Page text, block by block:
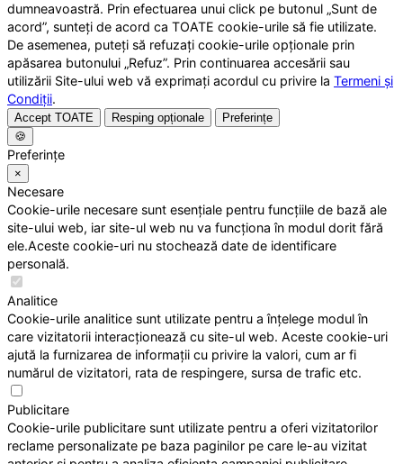
dumneavoastră. Prin efectuarea unui click pe butonul „Sunt de
acord”, sunteți de acord ca TOATE cookie-urile să fie utilizate.
De asemenea, puteți să refuzați cookie-urile opționale prin
apăsarea butonului „Refuz”. Prin continuarea accesării sau
utilizării Site-ului web vă exprimați acordul cu privire la Termeni și
Condiții.
Accept TOATE Resping opționale
Preferințe
🍪
Preferințe
×
Necesare
Cookie-urile necesare sunt esențiale pentru funcțiile de bază ale
site-ului web, iar site-ul web nu va funcționa în modul dorit fără
ele.Aceste cookie-uri nu stochează date de identificare
personală.
Analitice
Cookie-urile analitice sunt utilizate pentru a înțelege modul în
care vizitatorii interacționează cu site-ul web. Aceste cookie-uri
ajută la furnizarea de informații cu privire la valori, cum ar fi
numărul de vizitatori, rata de respingere, sursa de trafic etc.
Publicitare
Cookie-urile publicitare sunt utilizate pentru a oferi vizitatorilor
reclame personalizate pe baza paginilor pe care le-au vizitat